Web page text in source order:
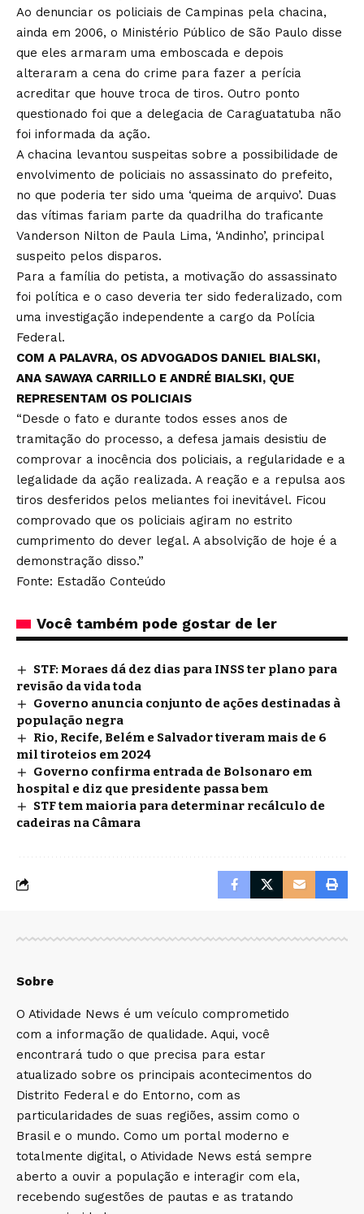
Ao denunciar os policiais de Campinas pela chacina,
ainda em 2006, o Ministério Público de São Paulo disse
que eles armaram uma emboscada e depois
alteraram a cena do crime para fazer a perícia
acreditar que houve troca de tiros. Outro ponto
questionado foi que a delegacia de Caraguatatuba não
foi informada da ação.
A chacina levantou suspeitas sobre a possibilidade de
envolvimento de policiais no assassinato do prefeito,
no que poderia ter sido uma ‘queima de arquivo’. Duas
das vítimas fariam parte da quadrilha do traficante
Vanderson Nilton de Paula Lima, ‘Andinho’, principal
suspeito pelos disparos.
Para a família do petista, a motivação do assassinato
foi política e o caso deveria ter sido federalizado, com
uma investigação independente a cargo da Polícia
Federal.
COM A PALAVRA, OS ADVOGADOS DANIEL BIALSKI,
ANA SAWAYA CARRILLO E ANDRÉ BIALSKI, QUE
REPRESENTAM OS POLICIAIS
“Desde o fato e durante todos esses anos de
tramitação do processo, a defesa jamais desistiu de
comprovar a inocência dos policiais, a regularidade e a
legalidade da ação realizada. A reação e a repulsa aos
tiros desferidos pelos meliantes foi inevitável. Ficou
comprovado que os policiais agiram no estrito
cumprimento do dever legal. A absolvição de hoje é a
demonstração disso.”
Fonte: Estadão Conteúdo
Você também pode gostar de ler
STF: Moraes dá dez dias para INSS ter plano para
revisão da vida toda
Governo anuncia conjunto de ações destinadas à
população negra
Rio, Recife, Belém e Salvador tiveram mais de 6
mil tiroteios em 2024
Governo confirma entrada de Bolsonaro em
hospital e diz que presidente passa bem
STF tem maioria para determinar recálculo de
cadeiras na Câmara
Sobre
O Atividade News é um veículo comprometido
com a informação de qualidade. Aqui, você
encontrará tudo o que precisa para estar
atualizado sobre os principais acontecimentos do
Distrito Federal e do Entorno, com as
particularidades de suas regiões, assim como o
Brasil e o mundo. Como um portal moderno e
totalmente digital, o Atividade News está sempre
aberto a ouvir a população e interagir com ela,
recebendo sugestões de pautas e as tratando